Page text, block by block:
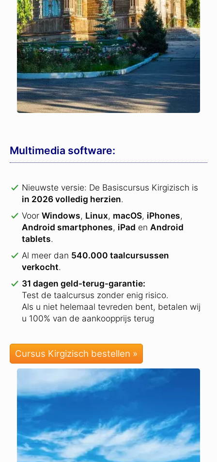
Multimedia software:
Nieuwste versie: De Basiscursus Kirgizisch is
in 2026 volledig herzien.
Voor Windows, Linux, macOS, iPhones,
Android smartphones, iPad en Android
tablets.
Al meer dan 540.000 taalcursussen
verkocht.
31 dagen geld-terug-garantie:
Test de taalcursus zonder enig risico.
Als u niet helemaal tevreden bent, betalen wij
u 100% van de aankoopprijs terug
Cursus Kirgizisch bestellen »